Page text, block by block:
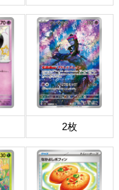
2枚